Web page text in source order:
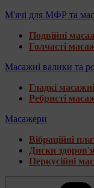
М'ячі для МФР та
Подвійні
Голчасті
Масажні валики та
Гладкі
Ребристі
Масажери
Вібраційні
Диски здоров'я
Перкусійні